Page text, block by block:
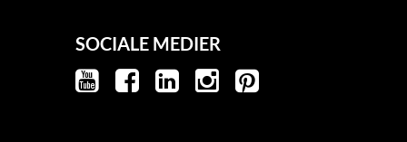
SOCIALE MEDIER